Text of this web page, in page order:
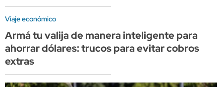
Viaje económico
Armá tu valija de manera inteligente para
ahorrar dólares: trucos para evitar cobros
extras